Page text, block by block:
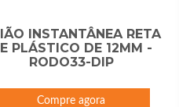
INSTANTÂNEA RETA
PLÁSTICO DE 12MM -
RODO33-DIP
Compre agora